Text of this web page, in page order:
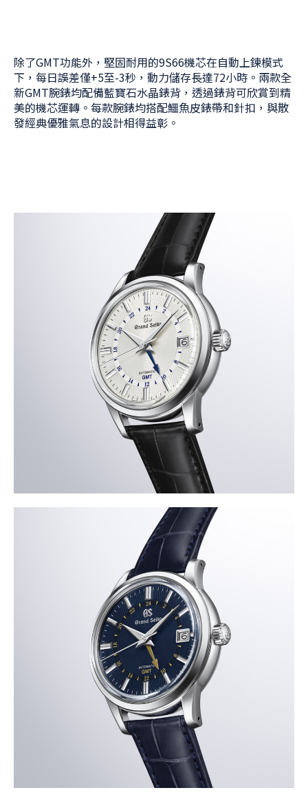
除了GMT功能外，堅固耐用的9S66機芯在自動上鍊模式
下，每日誤差僅+5至-3秒，動力儲存長達72小時。兩款全
新GMT腕錶均配備藍寶石水晶錶背，透過錶背可欣賞到精
美的機芯運轉。每款腕錶均搭配鱷魚皮錶帶和針扣，與散
發經典優雅氣息的設計相得益彰。